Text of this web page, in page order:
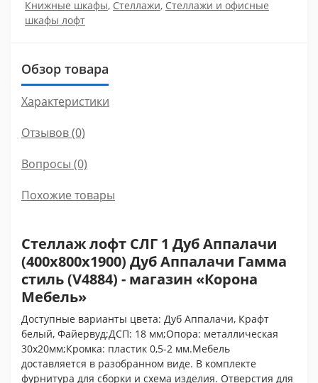
Книжные шкафы, Стеллажи, Стеллажи и офисные
шкафы лофт
Обзор товара
Характеристики
Отзывов (0)
Вопросы (0)
Похожие товары
Стеллаж лофт СЛГ 1 Дуб Аппалачи
(400x800x1900) Дуб Аппалачи Гамма
стиль (V4884) - магазин «Корона
Мебель»
Доступные варианты цвета: Дуб Аппалачи, Крафт
белый, Файервуд;ДСП: 18 мм;Опора: металлическая
30х20мм;Кромка: пластик 0,5-2 мм.Мебель
доставляется в разобранном виде. В комплекте
фурнитура для сборки и схема изделия. Отверстия для